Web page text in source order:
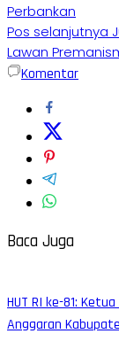
Perbankan
Pos selanjutnya
Lawan
Komentar
Baca Juga
HUT RI ke-81:
Anggaran